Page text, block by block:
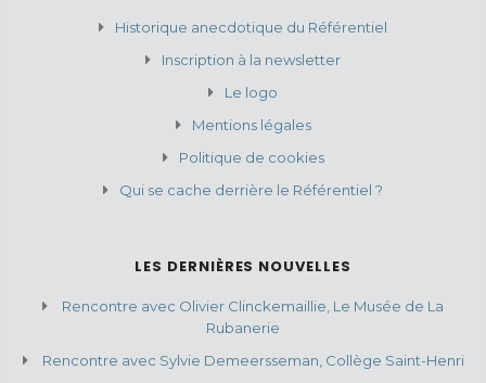
Historique anecdotique du Référentiel
Inscription à la newsletter
Le logo
Mentions légales
Politique de cookies
Qui se cache derrière le Référentiel ?
LES DERNIÈRES NOUVELLES
Rencontre avec Olivier Clinckemaillie, Le Musée de La
Rubanerie
Rencontre avec Sylvie Demeersseman, Collège Saint-Henri